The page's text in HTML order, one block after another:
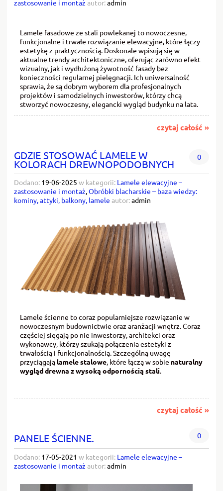
zastosowanie i montaż autor:admin
Lamele fasadowe ze stali powlekanej to nowoczesne,
funkcjonalne i trwałe rozwiązanie elewacyjne, które łączy
estetykę z praktycznością. Doskonale wpisują się w
aktualne trendy architektoniczne, oferując zarówno efekt
wizualny, jak i wydłużoną żywotność fasady bez
konieczności regularnej pielęgnacji. Ich uniwersalność
sprawia, że są dobrym wyborem dla profesjonalnych
projektów i samodzielnych inwestorów, którzy chcą
stworzyć nowoczesny, elegancki wygląd budynku na lata.
czytaj całość »
GDZIE STOSOWAĆ LAMELE W
KOLORACH DREWNOPODOBNYCH
0
Dodano: 19-06-2025 w kategorii: Lamele elewacyjne –
zastosowanie i montaż,Obróbki blacharskie – baza wiedzy:
kominy, attyki, balkony, lamele autor:admin
Lamele ścienne to coraz popularniejsze rozwiązanie w
nowoczesnym budownictwie oraz aranżacji wnętrz. Coraz
częściej sięgają po nie inwestorzy, architekci oraz
wykonawcy, którzy szukają połączenia estetyki z
trwałością i funkcjonalnością. Szczególną uwagę
przyciągają lamele stalowe, które łączą w sobie naturalny
wygląd drewna z wysoką odpornością stali.
czytaj całość »
PANELE ŚCIENNE. 0
Dodano: 17-05-2021 w kategorii: Lamele elewacyjne –
zastosowanie i montaż autor:admin